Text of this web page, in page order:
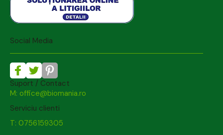
Social Media
Suport / Contact
M: office@biomania.ro
Serviciu clienti
T: 0756159305